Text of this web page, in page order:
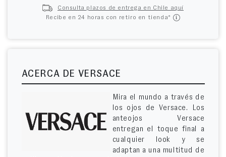
Consulta plazos de entrega en Chile aquí
Recibe en 24 horas con retiro en tienda*
ACERCA DE VERSACE
Mira el mundo a través de
los ojos de Versace. Los
anteojos Versace
entregan el toque final a
cualquier look y se
adaptan a una multitud de